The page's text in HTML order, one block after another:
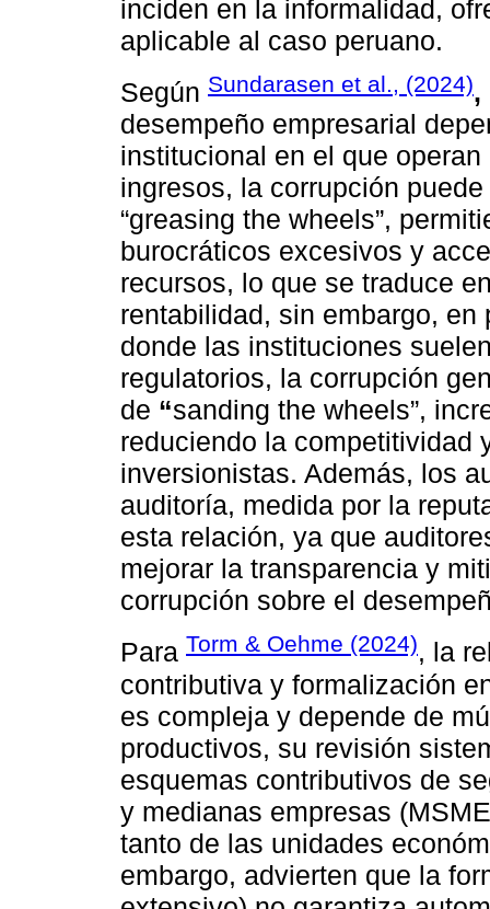
inciden en la informalidad,
aplicable al caso peruano.
Según Sundarasen et al., (2024),
desempeño empresarial
institucional en el que
ingresos, la corrupción
“greasing the wheels”,
burocráticos excesivos y
recursos, lo que se traduce
rentabilidad, sin embargo,
donde las instituciones
regulatorios, la corrupción
de “sanding the wheels”,
reduciendo la competitividad
inversionistas. Además, los
auditoría, medida por la
esta relación, ya que
mejorar la transparencia y
corrupción sobre el
Para Torm & Oehme (2024), la
contributiva y formalización
es compleja y depende de
productivos, su revisión
esquemas contributivos de
y medianas empresas
tanto de las unidades
embargo, advierten que la